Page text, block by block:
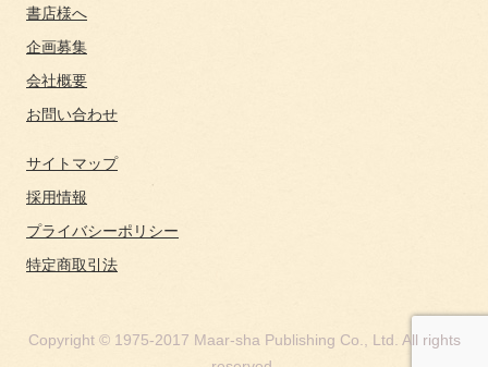
書店様へ
企画募集
会社概要
お問い合わせ
サイトマップ
採用情報
プライバシーポリシー
特定商取引法
Copyright © 1975-2017 Maar-sha Publishing Co., Ltd. All rights